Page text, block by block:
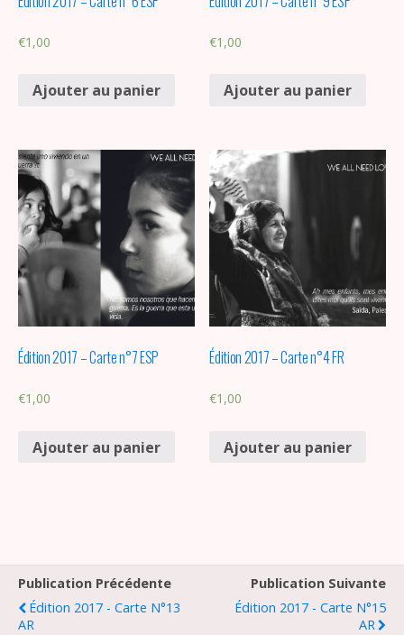
€1,00
Ajouter au panier
€1,00
Ajouter au panier
Édition 2017 – Carte n°7 ESP
€1,00
Ajouter au panier
Édition 2017 – Carte n°4 FR
€1,00
Ajouter au panier
Publication Précédente
Édition 2017 - Carte N°13
AR
Publication Suivante
Édition 2017 - Carte N°15
AR